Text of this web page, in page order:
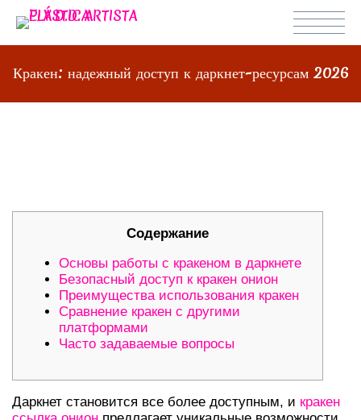
Кракен: надежный доступ к даркнет-ресурсам 2026
Содержание
Основы работы с кракеном в даркнете
Безопасный доступ к кракен онион
Преимущества использования кракен
Сравнение кракен с другими
платформами
Часто задаваемые вопросы
Даркнет становится все более доступным, и кракен